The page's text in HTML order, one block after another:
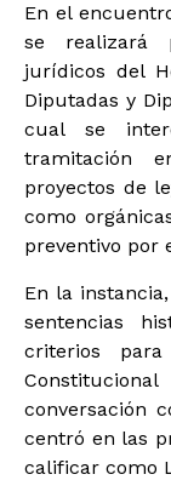
En el
se realizará
jurídicos del
Diputadas y
cual se
tramitación
proyectos de
como
preventivo por
En la
sentencias
criterios
conversación
centró en las
calificar como